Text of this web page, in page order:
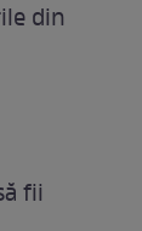
din
fii